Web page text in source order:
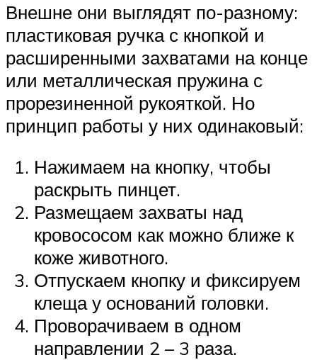
Внешне они выглядят по-разному:
пластиковая ручка с кнопкой и
расширенными захватами на конце
или металлическая пружина с
прорезиненной рукояткой. Но
принцип работы у них одинаковый:
Нажимаем на кнопку, чтобы
раскрыть пинцет.
Размещаем захваты над
кровососом как можно ближе к
коже животного.
Отпускаем кнопку и фиксируем
клеща у оснований головки.
Проворачиваем в одном
направлении 2 – 3 раза.